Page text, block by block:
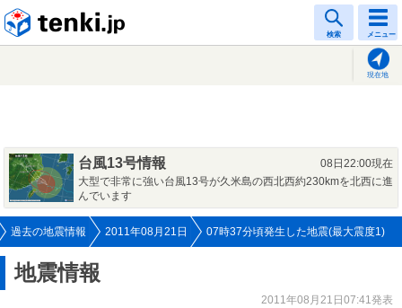
検索 メニュー
現在地
台風13号情報
08日22:00現在
大型で非常に強い台風13号が久米島の西北西約230kmを北西に進
んでいます
過去の地震情報 2011年08月21日 07時37分頃発生した地震(最大震度1)
地震情報
2011年08月21日07:41発表